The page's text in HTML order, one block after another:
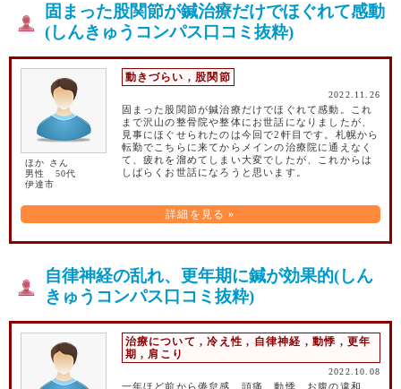
固まった股関節が鍼治療だけでほぐれて感動
(しんきゅうコンパス口コミ抜粋)
ほか さん
男性 50代
伊達市
動きづらい , 股関節
2022.11.26
固まった股関節が鍼治療だけでほぐれて感動。これ
まで沢山の整骨院や整体にお世話になりましたが、
見事にほぐせられたのは今回で2軒目です。札幌から
転勤でこちらに来てからメインの治療院に通えなく
て、疲れを溜めてしまい大変でしたが、これからは
しばらくお世話になろうと思います。
詳細を見る »
自律神経の乱れ、更年期に鍼が効果的(しん
きゅうコンパス口コミ抜粋)
治療について ,冷え性 , 自律神経 , 動悸 ,更年
期 , 肩こり
2022.10.08
一年ほど前から倦怠感、頭痛、動悸、お腹の違和